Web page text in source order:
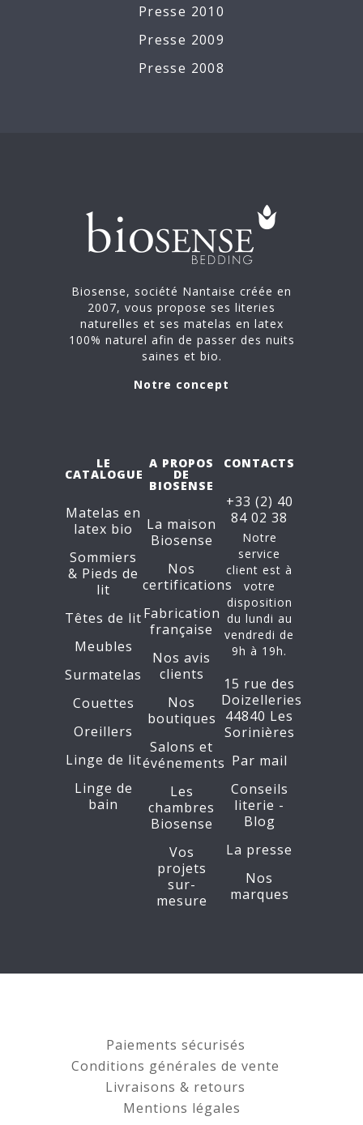
Presse 2010
Presse 2009
Presse 2008
Biosense, société Nantaise créée en
2007, vous propose ses literies
naturelles et ses matelas en latex
100% naturel afin de passer des nuits
saines et bio.
Notre concept
LE
CATALOGUE
Matelas en
latex bio
Sommiers
& Pieds de
lit
Têtes de lit
Meubles
Surmatelas
Couettes
Oreillers
Linge de lit
Linge de
bain
A PROPOS
DE
BIOSENSE
La maison
Biosense
Nos
certifications
Fabrication
française
Nos avis
clients
Nos
boutiques
Salons et
événements
Les
chambres
Biosense
Vos
projets
sur-
mesure
CONTACTS
+33 (2) 40
84 02 38
Notre
service
client est à
votre
disposition
du lundi au
vendredi de
9h à 19h.
15 rue des
Doizelleries
44840 Les
Sorinières
Par mail
Conseils
literie -
Blog
La presse
Nos
marques
Paiements sécurisés
Conditions générales de vente
Livraisons & retours
Mentions légales